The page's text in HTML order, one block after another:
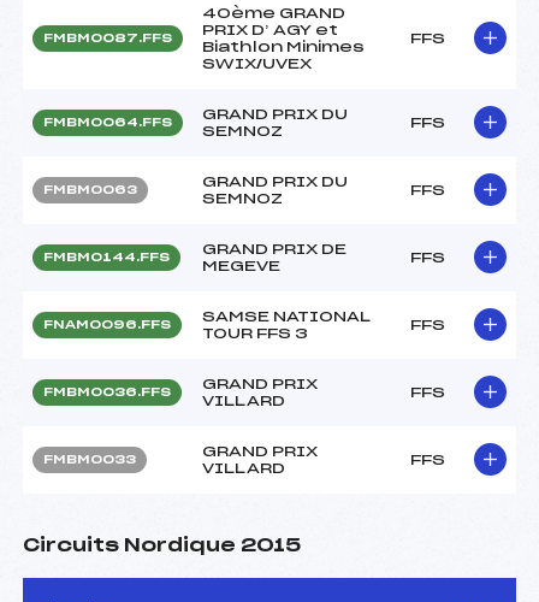
FMBM0087.FFS
40ème GRAND
PRIX D’ AGY et
Biathlon Minimes
SWIX/UVEX
FFS
FMBM0064.FFS
GRAND PRIX DU
SEMNOZ
FFS
FMBM0063
GRAND PRIX DU
SEMNOZ
FFS
FMBM0144.FFS
GRAND PRIX DE
MEGEVE
FFS
FNAM0096.FFS
SAMSE NATIONAL
TOUR FFS 3
FFS
FMBM0036.FFS
GRAND PRIX
VILLARD
FFS
FMBM0033
GRAND PRIX
VILLARD
FFS
Circuits Nordique 2015